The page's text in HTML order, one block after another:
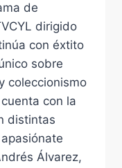
de
dirigido
con éxtito
sobre
coleccionismo
con la
distintas
Álvarez,